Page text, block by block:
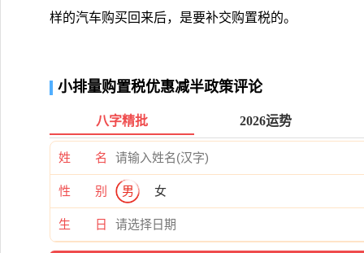
样的汽车购买回来后，是要补交购置税的。
小排量购置税优惠减半政策评论
八字精批 2026运势
姓 名
性 别 男 女
生 日